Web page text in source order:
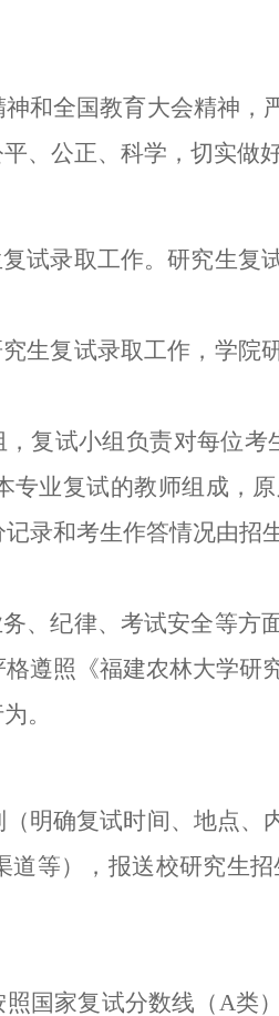
和全国教育大会精神
、公正、科学，切实做
试录取工作。研究生复
生复试录取工作，学院
复试小组负责对每位
业复试的教师组成，
录和考生作答情况由
、纪律、考试安全等方
遵照《福建农林大学
。
明确复试时间、地点、
等），报送校研究生
国家复试分数线（A类